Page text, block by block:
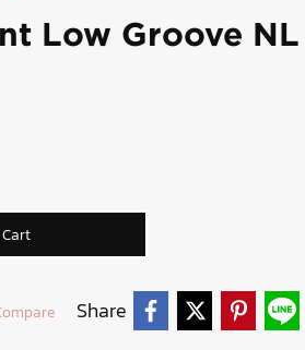
Low Groove
Share